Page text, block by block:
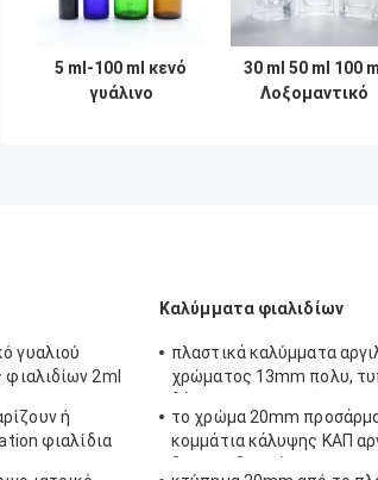
5 ml-100 ml κενό
γυάλινο
30 ml 50 ml 100 ml
Λοξομαντικό
γυαλιού
2ml
ή
φιαλίδια
Καλύμματα φιαλιδίων
πλαστικά καλύμματα
χρώματος 13mm πολυ,
το χρώμα 20mm
κομμάτια κάλυψης ΚΑΠ